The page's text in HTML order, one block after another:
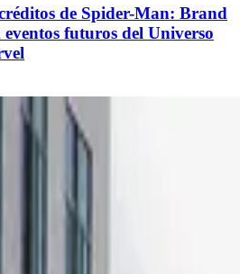
de Spider-Man: Brand
futuros del Universo